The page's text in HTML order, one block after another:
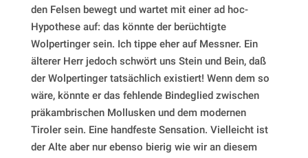
den Felsen bewegt und wartet mit einer ad hoc-
Hypothese auf: das könnte der berüchtigte
Wolpertinger sein. Ich tippe eher auf Messner. Ein
älterer Herr jedoch schwört uns Stein und Bein, daß
der Wolpertinger tatsächlich existiert! Wenn dem so
wäre, könnte er das fehlende Bindeglied zwischen
präkambrischen Mollusken und dem modernen
Tiroler sein. Eine handfeste Sensation. Vielleicht ist
der Alte aber nur ebenso bierig wie wir an diesem